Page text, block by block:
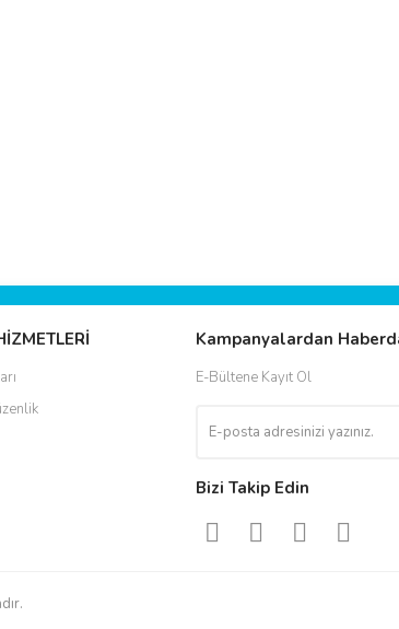
Kampanyalardan
E-Bültene Kayıt Ol
Bizi Takip Edin